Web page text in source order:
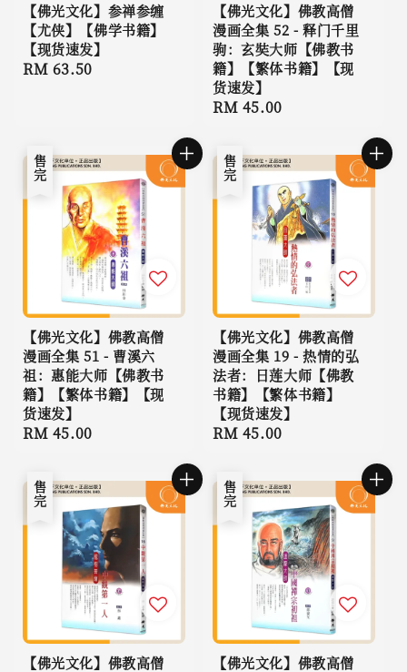
【佛光文化】参禅参缠
【尤侠】【佛学书籍】
【现货速发】
Regular
RM 63.50
【佛光文化】佛教高僧
漫画全集 52 - 释门千里
驹：玄奘大师【佛教书
籍】【繁体书籍】【现
货速发】
Regular
RM 45.00
售完
【佛光文化】佛教高僧
漫画全集 51 - 曹溪六
祖：惠能大师【佛教书
籍】【繁体书籍】【现
货速发】
Regular
RM 45.00
售完
【佛光文化】佛教高僧
漫画全集 19 - 热情的弘
法者：日莲大师【佛教
书籍】【繁体书籍】
【现货速发】
Regular
RM 45.00
售完
【佛光文化】佛教高僧
售完
【佛光文化】佛教高僧